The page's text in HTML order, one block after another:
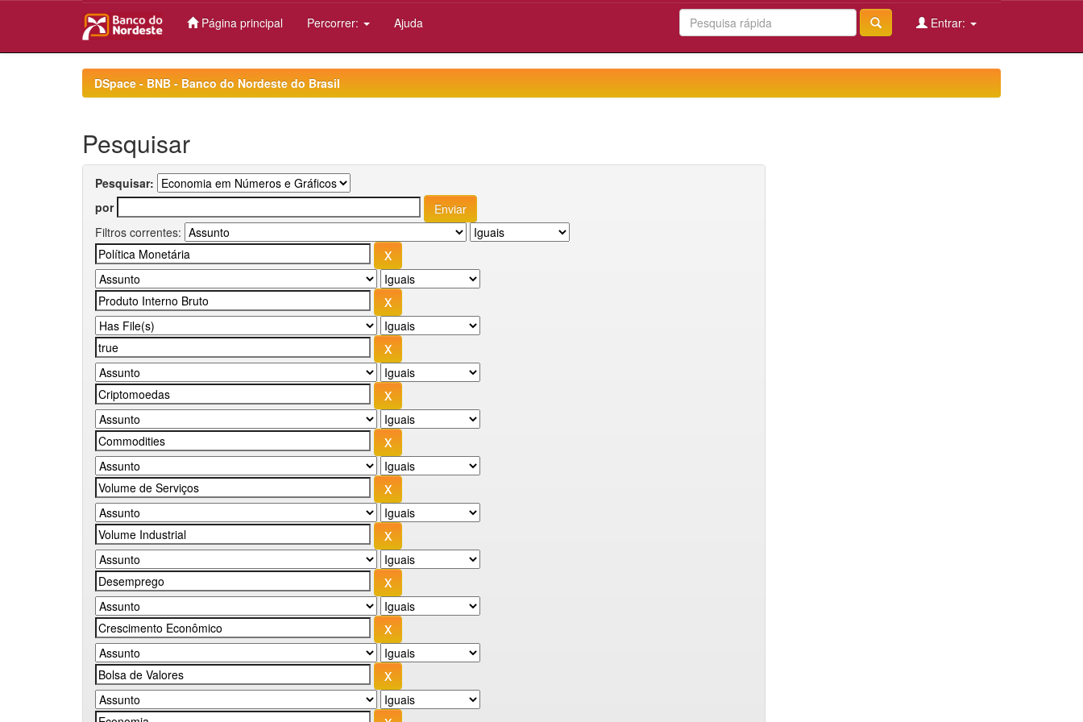
Página principal Percorrer: Ajuda Entrar:
DSpace - BNB - Banco do Nordeste do Brasil
Pesquisar
Pesquisar:
por
Filtros correntes: